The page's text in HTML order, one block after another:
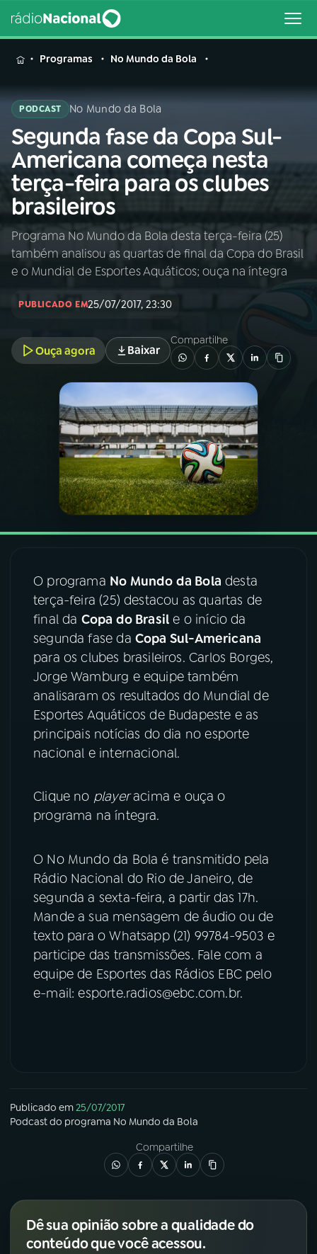
MENU
Buscar
na
Rádio
Nacional
Buscar
AO VIVO
01 INÍCIO
02A RÁDIO
03PROGRAMAÇÃO
PROGRAMAS
PODCASTS
VIDEOCASTS
07ÚLTIMAS
08FESTIVAL DE MÚSICA
ACOMPANHE A RÁDIO NACIONAL
YouTube Facebook
Instagram X
TikTok
Programas No Mundo da Bola
PODCAST No Mundo da Bola
Segunda fase da Copa Sul-
Americana começa nesta
terça-feira para os clubes
brasileiros
Programa No Mundo da Bola desta terça-feira (25)
também analisou as quartas de final da Copa do Brasil
e o Mundial de Esportes Aquáticos; ouça na íntegra
PUBLICADO EM25/07/2017, 23:30
Ouça agora Baixar
Compartilhe
O programa No Mundo da Bola desta
terça-feira (25) destacou as quartas de
final da Copa do Brasil e o início da
segunda fase da Copa Sul-Americana
para os clubes brasileiros. Carlos Borges,
Jorge Wamburg e equipe também
analisaram os resultados do Mundial de
Esportes Aquáticos de Budapeste e as
principais notícias do dia no esporte
nacional e internacional.
Clique no playeracima e ouça o
programa na íntegra.
O No Mundo da Bola é transmitido pela
Rádio Nacional do Rio de Janeiro, de
segunda a sexta-feira, a partir das 17h.
Mande a sua mensagem de áudio ou de
texto para o Whatsapp (21) 99784-9503 e
participe das transmissões. Fale com a
equipe de Esportes das Rádios EBC pelo
e-mail: esporte.radios@ebc.com.br.
Publicado em25/07/2017
Podcastdo programa No Mundo da Bola
Compartilhe
Dê sua opinião sobre a qualidade do
conteúdo que você acessou.